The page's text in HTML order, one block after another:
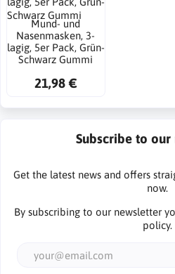
Mund- und
Nasenmasken, 3-
lagig, 5er Pack, Grün-
Schwarz Gummi
21,98 €
Subscribe to
Get the latest news and offers
now.
By subscribing to our newsletter
policy.